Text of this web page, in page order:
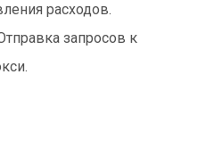
расходов.
запросов к